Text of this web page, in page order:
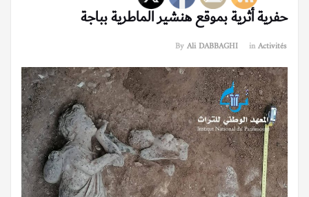
حفرية أثرية بموقع هنشير الماطرية بباجة
ByAli DABBAGHI inActivités